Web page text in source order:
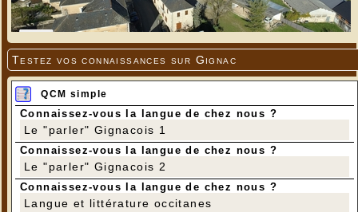
Testez vos connaissances sur Gignac
QCM simple
Connaissez-vous la langue de chez nous ?
Le "parler" Gignacois 1
Connaissez-vous la langue de chez nous ?
Le "parler" Gignacois 2
Connaissez-vous la langue de chez nous ?
Langue et littérature occitanes